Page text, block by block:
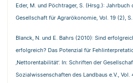
Eder, M. und Pöchtrager, S. (Hrsg.):
Gesellschaft für Agrarökonomie, Vol. 19 (2),
Blanck, N. und E. Bahrs (2010): Sind
erfolgreich? Das Potenzial für
‚Nettorentabilität‘. In: Schriften der
Sozialwissenschaften des Landbaus e.V., Vol.